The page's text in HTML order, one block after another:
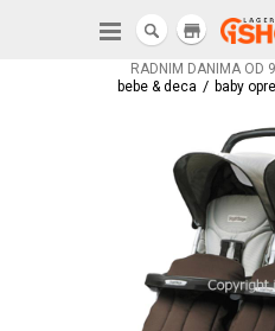
RADNIM DANIMA OD
store
bebe & deca / baby